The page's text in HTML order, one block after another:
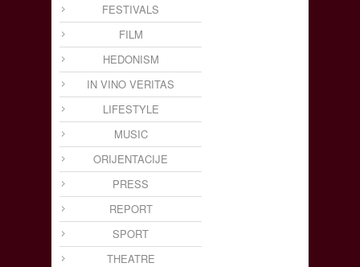
FESTIVALS
FILM
HEDONISM
IN VINO VERITAS
LIFESTYLE
MUSIC
ORIJENTACIJE
PRESS
REPORT
SPORT
THEATRE